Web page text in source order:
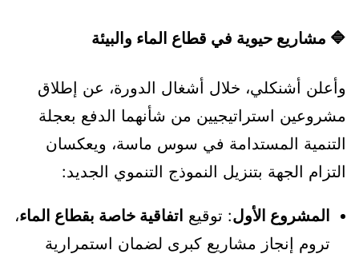
🔷 مشاريع حيوية في قطاع الماء والبيئة
وأعلن أشنكلي، خلال أشغال الدورة، عن إطلاق
مشروعين استراتيجيين من شأنهما الدفع بعجلة
التنمية المستدامة في سوس ماسة، ويعكسان
التزام الجهة بتنزيل النموذج التنموي الجديد:
المشروع الأول: توقيع اتفاقية خاصة بقطاع الماء،
تروم إنجاز مشاريع كبرى لضمان استمرارية